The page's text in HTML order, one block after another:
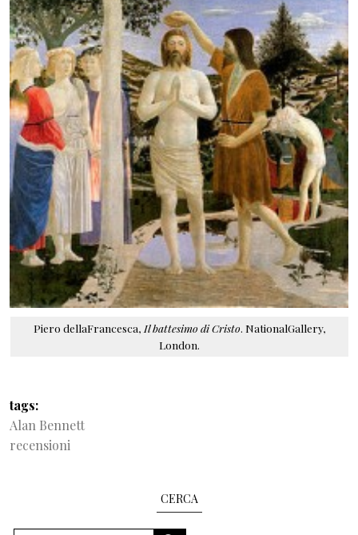
Piero dellaFrancesca, Il battesimo di Cristo. NationalGallery,
London.
tags
Alan Bennett
recensioni
CERCA